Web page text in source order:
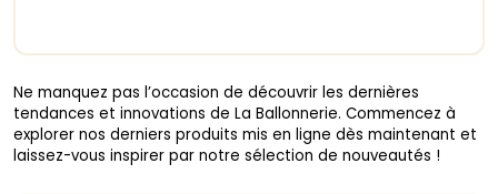
Ne manquez pas l’occasion de découvrir les dernières
tendances et innovations de La Ballonnerie. Commencez à
explorer nos derniers produits mis en ligne dès maintenant et
laissez-vous inspirer par notre sélection de nouveautés !